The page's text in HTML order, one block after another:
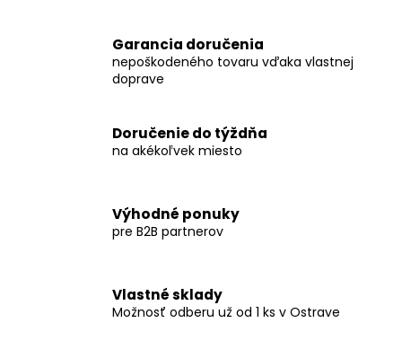
Garancia doručenia
nepoškodeného tovaru vďaka vlastnej
doprave
Doručenie do týždňa
na akékoľvek miesto
Výhodné ponuky
pre B2B partnerov
Vlastné sklady
Možnosť odberu už od 1 ks v Ostrave